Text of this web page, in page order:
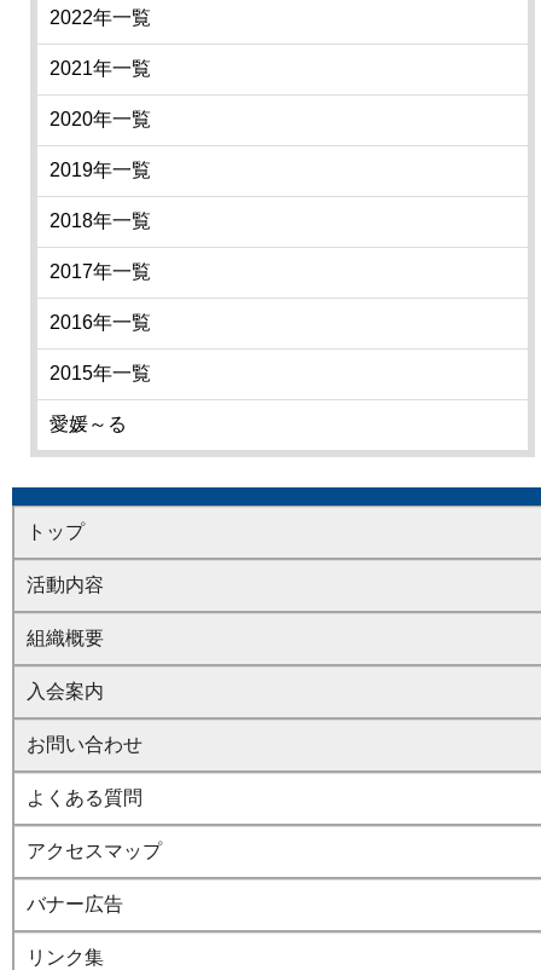
2022年一覧
2021年一覧
2020年一覧
2019年一覧
2018年一覧
2017年一覧
2016年一覧
2015年一覧
愛媛～る
トップ
活動内容
組織概要
入会案内
お問い合わせ
よくある質問
アクセスマップ
バナー広告
リンク集